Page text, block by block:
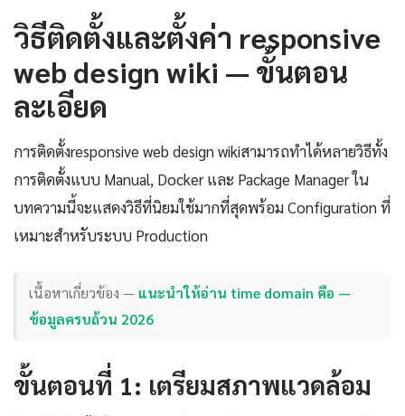
วิธีติดตั้งและตั้งค่า responsive
web design wiki — ขั้นตอน
ละเอียด
การติดตั้งresponsive web design wikiสามารถทำได้หลายวิธีทั้ง
การติดตั้งแบบ Manual, Docker และ Package Manager ใน
บทความนี้จะแสดงวิธีที่นิยมใช้มากที่สุดพร้อม Configuration ที่
เหมาะสำหรับระบบ Production
เนื้อหาเกี่ยวข้อง — แนะนำให้อ่าน time domain คือ —
ข้อมูลครบถ้วน 2026
ขั้นตอนที่ 1: เตรียมสภาพแวดล้อม